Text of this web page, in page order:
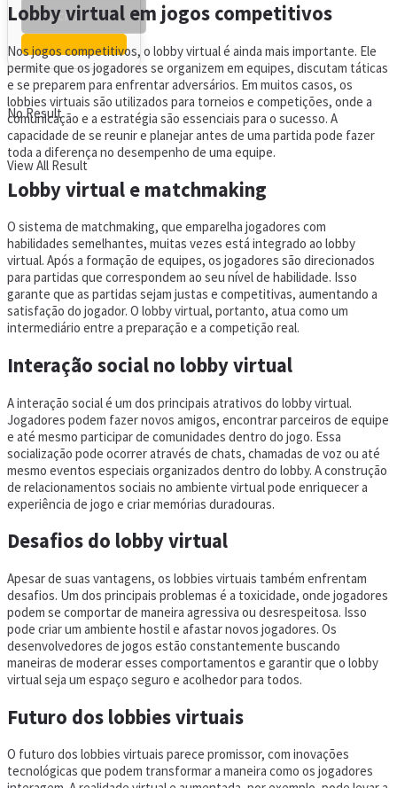
No Result
View All Result
Lobby virtual em jogos competitivos
Nos jogos competitivos, o lobby virtual é ainda mais importante. Ele
permite que os jogadores se organizem em equipes, discutam táticas
e se preparem para enfrentar adversários. Em muitos casos, os
lobbies virtuais são utilizados para torneios e competições, onde a
comunicação e a estratégia são essenciais para o sucesso. A
capacidade de se reunir e planejar antes de uma partida pode fazer
toda a diferença no desempenho de uma equipe.
Lobby virtual e matchmaking
O sistema de matchmaking, que emparelha jogadores com
habilidades semelhantes, muitas vezes está integrado ao lobby
virtual. Após a formação de equipes, os jogadores são direcionados
para partidas que correspondem ao seu nível de habilidade. Isso
garante que as partidas sejam justas e competitivas, aumentando a
satisfação do jogador. O lobby virtual, portanto, atua como um
intermediário entre a preparação e a competição real.
Interação social no lobby virtual
A interação social é um dos principais atrativos do lobby virtual.
Jogadores podem fazer novos amigos, encontrar parceiros de equipe
e até mesmo participar de comunidades dentro do jogo. Essa
socialização pode ocorrer através de chats, chamadas de voz ou até
mesmo eventos especiais organizados dentro do lobby. A construção
de relacionamentos sociais no ambiente virtual pode enriquecer a
experiência de jogo e criar memórias duradouras.
Desafios do lobby virtual
Apesar de suas vantagens, os lobbies virtuais também enfrentam
desafios. Um dos principais problemas é a toxicidade, onde jogadores
podem se comportar de maneira agressiva ou desrespeitosa. Isso
pode criar um ambiente hostil e afastar novos jogadores. Os
desenvolvedores de jogos estão constantemente buscando
maneiras de moderar esses comportamentos e garantir que o lobby
virtual seja um espaço seguro e acolhedor para todos.
Futuro dos lobbies virtuais
O futuro dos lobbies virtuais parece promissor, com inovações
tecnológicas que podem transformar a maneira como os jogadores